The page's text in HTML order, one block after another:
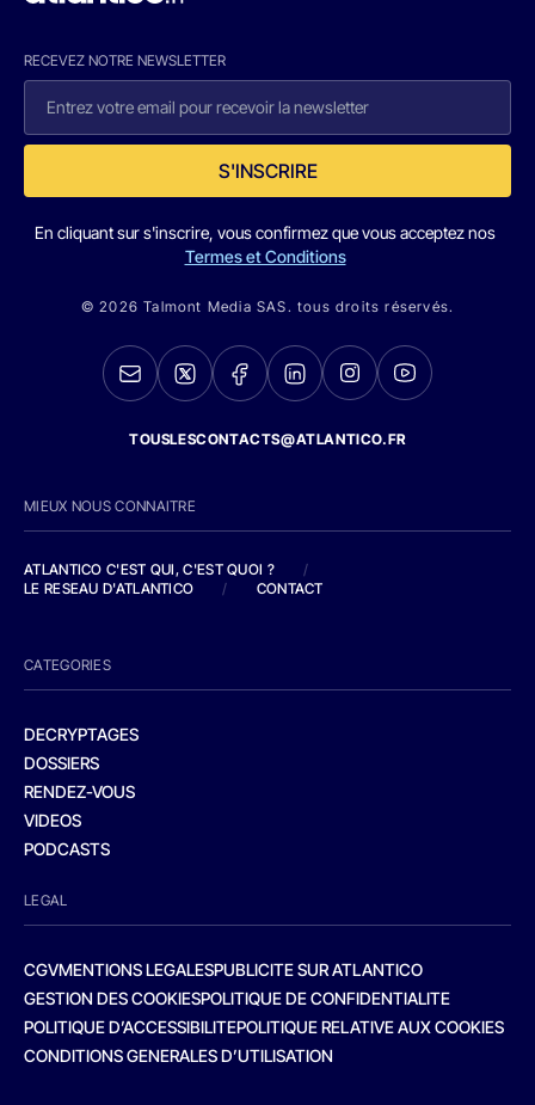
RECEVEZ NOTRE NEWSLETTER
S'INSCRIRE
En cliquant sur s'inscrire, vous confirmez que vous acceptez nos
Termes et Conditions
© 2026 Talmont Media SAS. tous droits réservés.
TOUSLESCONTACTS@ATLANTICO.FR
MIEUX NOUS CONNAITRE
ATLANTICO C'EST QUI, C'EST QUOI ?
/
LE RESEAU D'ATLANTICO
/ CONTACT
CATEGORIES
DECRYPTAGES
DOSSIERS
RENDEZ-VOUS
VIDEOS
PODCASTS
LEGAL
CGVMENTIONS LEGALESPUBLICITE SUR ATLANTICO
GESTION DES COOKIESPOLITIQUE DE CONFIDENTIALITE
POLITIQUE D’ACCESSIBILITEPOLITIQUE RELATIVE AUX COOKIES
CONDITIONS GENERALES D’UTILISATION